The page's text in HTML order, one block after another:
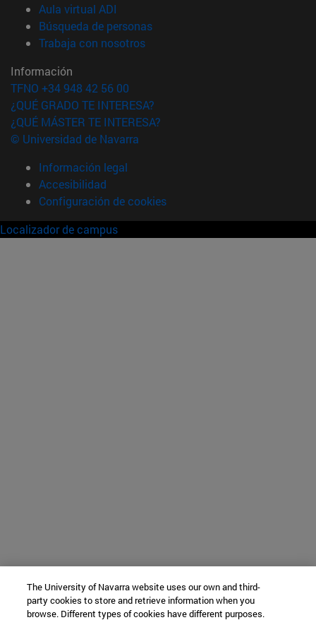
Aula virtual ADI
Búsqueda de personas(abre en nueva ventana)
Trabaja con nosotros(abre en nueva ventana)
Información
TFNO +34 948 42 56 00
¿QUÉ GRADO TE INTERESA?
¿QUÉ MÁSTER TE INTERESA?
© Universidad de Navarra
Información legal
Accesibilidad
Configuración de cookies
Localizador de campus
The University of Navarra website uses our own and third-
party cookies to store and retrieve information when you
browse. Different types of cookies have different purposes.